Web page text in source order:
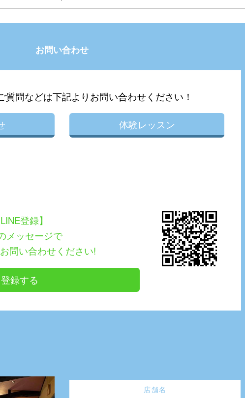
お問い合わせ
質問などは下記よりお問い合わせください！
体験レッスン
LINE登録】
メッセージで
問い合わせください!
登録する
店舗名